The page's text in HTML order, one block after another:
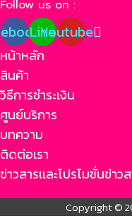
Follow us on :
Line
Youtube
หน้าหลัก
สินค้า
วิธีการชำระเงิน
ศูนย์บริการ
บทความ
ติดต่อเรา
ข่าวสารเเละโปรโมชั่นข่าว
Copyright ©